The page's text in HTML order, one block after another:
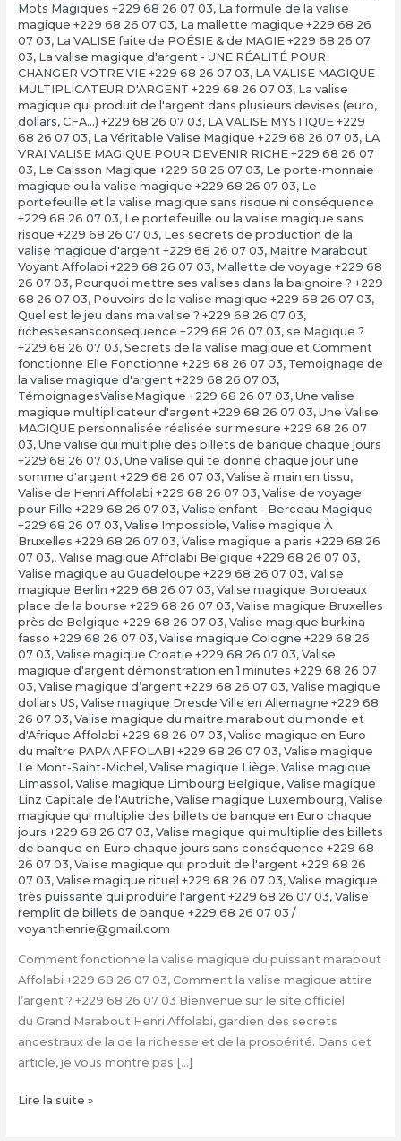
Mots Magiques +229 68 26 07 03, La formule de la valise
magique +229 68 26 07 03, La mallette magique +229 68 26
07 03, La VALISE faite de POÉSIE & de MAGIE +229 68 26 07
03, La valise magique d'argent - UNE RÉALITÉ POUR
CHANGER VOTRE VIE +229 68 26 07 03, LA VALISE MAGIQUE
MULTIPLICATEUR D'ARGENT +229 68 26 07 03, La valise
magique qui produit de l'argent dans plusieurs devises (euro,
dollars, CFA…) +229 68 26 07 03, LA VALISE MYSTIQUE +229
68 26 07 03, La Véritable Valise Magique +229 68 26 07 03, LA
VRAI VALISE MAGIQUE POUR DEVENIR RICHE +229 68 26 07
03, Le Caisson Magique +229 68 26 07 03, Le porte-monnaie
magique ou la valise magique +229 68 26 07 03, Le
portefeuille et la valise magique sans risque ni conséquence
+229 68 26 07 03, Le portefeuille ou la valise magique sans
risque +229 68 26 07 03, Les secrets de production de la
valise magique d'argent +229 68 26 07 03, Maitre Marabout
Voyant Affolabi +229 68 26 07 03, Mallette de voyage +229 68
26 07 03, Pourquoi mettre ses valises dans la baignoire ? +229
68 26 07 03, Pouvoirs de la valise magique +229 68 26 07 03,
Quel est le jeu dans ma valise ? +229 68 26 07 03,
richessesansconsequence +229 68 26 07 03, se Magique ?
+229 68 26 07 03, Secrets de la valise magique et Comment
fonctionne Elle Fonctionne +229 68 26 07 03, Temoignage de
la valise magique d'argent +229 68 26 07 03,
TémoignagesValiseMagique +229 68 26 07 03, Une valise
magique multiplicateur d'argent +229 68 26 07 03, Une Valise
MAGIQUE personnalisée réalisée sur mesure +229 68 26 07
03, Une valise qui multiplie des billets de banque chaque jours
+229 68 26 07 03, Une valise qui te donne chaque jour une
somme d'argent +229 68 26 07 03, Valise à main en tissu,
Valise de Henri Affolabi +229 68 26 07 03, Valise de voyage
pour Fille +229 68 26 07 03, Valise enfant - Berceau Magique
+229 68 26 07 03, Valise Impossible, Valise magique À
Bruxelles +229 68 26 07 03, Valise magique a paris +229 68 26
07 03,, Valise magique Affolabi Belgique +229 68 26 07 03,
Valise magique au Guadeloupe +229 68 26 07 03, Valise
magique Berlin +229 68 26 07 03, Valise magique Bordeaux
place de la bourse +229 68 26 07 03, Valise magique Bruxelles
près de Belgique +229 68 26 07 03, Valise magique burkina
fasso +229 68 26 07 03, Valise magique Cologne +229 68 26
07 03, Valise magique Croatie +229 68 26 07 03, Valise
magique d'argent démonstration en 1 minutes +229 68 26 07
03, Valise magique d’argent +229 68 26 07 03, Valise magique
dollars US, Valise magique Dresde Ville en Allemagne +229 68
26 07 03, Valise magique du maitre marabout du monde et
d'Afrique Affolabi +229 68 26 07 03, Valise magique en Euro
du maître PAPA AFFOLABI +229 68 26 07 03, Valise magique
Le Mont-Saint-Michel, Valise magique Liège, Valise magique
Limassol, Valise magique Limbourg Belgique, Valise magique
Linz Capitale de l'Autriche, Valise magique Luxembourg, Valise
magique qui multiplie des billets de banque en Euro chaque
jours +229 68 26 07 03, Valise magique qui multiplie des billets
de banque en Euro chaque jours sans conséquence +229 68
26 07 03, Valise magique qui produit de l'argent +229 68 26
07 03, Valise magique rituel +229 68 26 07 03, Valise magique
très puissante qui produire l'argent +229 68 26 07 03, Valise
remplit de billets de banque +229 68 26 07 03 /
voyanthenrie@gmail.com
Comment fonctionne la valise magique du puissant marabout
Affolabi +229 68 26 07 03, Comment la valise magique attire
l’argent ? +229 68 26 07 03 Bienvenue sur le site officiel
du Grand Marabout Henri Affolabi, gardien des secrets
ancestraux de la de la richesse et de la prospérité. Dans cet
article, je vous montre pas […]
Condition
Lire la suite »